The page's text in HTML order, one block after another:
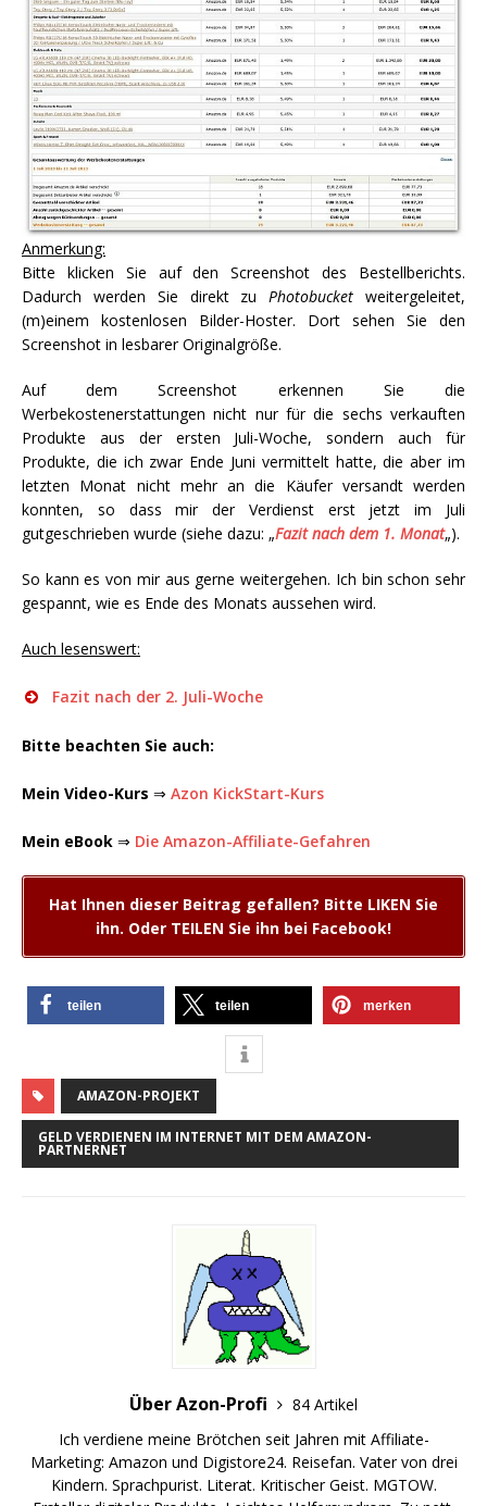
Anmerkung:
Bitte klicken Sie auf den Screenshot des Bestellberichts.
Dadurch werden Sie direkt zu Photobucket weitergeleitet,
(m)einem kostenlosen Bilder-Hoster. Dort sehen Sie den
Screenshot in lesbarer Originalgröße.
Auf dem Screenshot erkennen Sie die
Werbekostenerstattungen nicht nur für die sechs verkauften
Produkte aus der ersten Juli-Woche, sondern auch für
Produkte, die ich zwar Ende Juni vermittelt hatte, die aber im
letzten Monat nicht mehr an die Käufer versandt werden
konnten, so dass mir der Verdienst erst jetzt im Juli
gutgeschrieben wurde (siehe dazu: „Fazit nach dem 1. Monat„).
So kann es von mir aus gerne weitergehen. Ich bin schon sehr
gespannt, wie es Ende des Monats aussehen wird.
Auch lesenswert:
Fazit nach der 2. Juli-Woche
Bitte beachten Sie auch:
Mein Video-Kurs ⇒ Azon KickStart-Kurs
Mein eBook ⇒ Die Amazon-Affiliate-Gefahren
Hat Ihnen dieser Beitrag gefallen? Bitte LIKEN Sie
ihn. Oder TEILEN Sie ihn bei Facebook!
teilen teilen merken
AMAZON-PROJEKT
GELD VERDIENEN IM INTERNET MIT DEM AMAZON-
PARTNERNET
Über Azon-Profi
84 Artikel
Ich verdiene meine Brötchen seit Jahren mit Affiliate-
Marketing: Amazon und Digistore24. Reisefan. Vater von drei
Kindern. Sprachpurist. Literat. Kritischer Geist. MGTOW.